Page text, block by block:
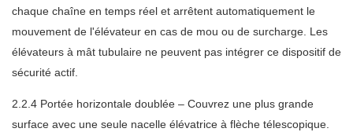
chaque chaîne en temps réel et arrêtent automatiquement le
mouvement de l'élévateur en cas de mou ou de surcharge. Les
élévateurs à mât tubulaire ne peuvent pas intégrer ce dispositif de
sécurité actif.
2.2.4 Portée horizontale doublée – Couvrez une plus grande
surface avec une seule nacelle élévatrice à flèche télescopique.